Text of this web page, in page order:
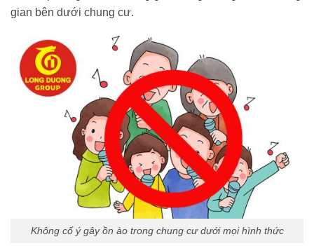
gian bên dưới chung cư.
Không cố ý gây ồn ào trong chung cư dưới mọi hình thức